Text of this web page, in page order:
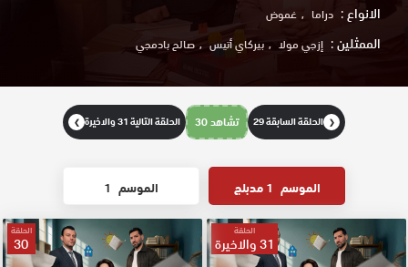
الانواع : دراما غموض
الممثلين : إزجي مولا بيركاي أتيس صالح بادمجي
❮ الحلقة السابقة 29 تشاهد 30 الحلقة التالية 31 والاخيرة ❯
الموسم 1 مدبلج الموسم 1
الحلقة
31 والاخيرة
الحلقة
30